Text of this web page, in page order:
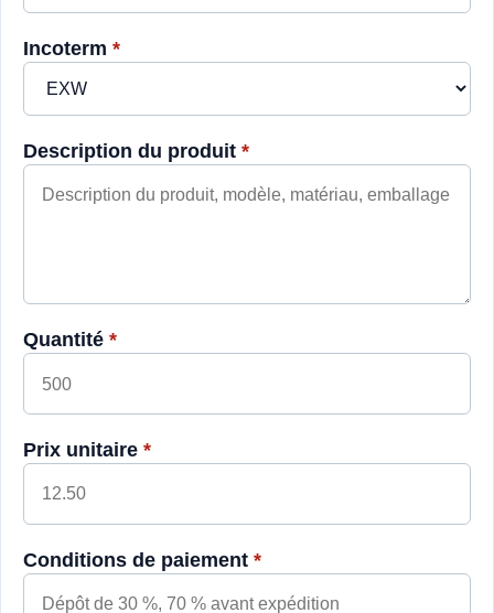
Incoterm *
Description du produit *
Quantité *
Prix unitaire *
Conditions de paiement *